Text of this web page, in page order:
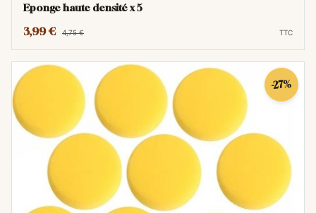
Eponge haute densité x 5
3,99 € 4,75 € TTC
-27%